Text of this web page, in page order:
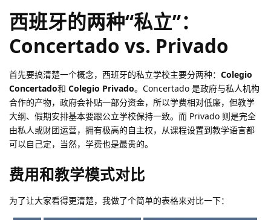
西班牙的两种“私立”：
Concertado vs. Privado
首先要搞清楚一个概念，西班牙的私立学校主要分两种： Colegio
Concertado和 Colegio Privado。Concertado 是政府与私人机构
合作的产物，政府会补贴一部分资金，所以学费相对低廉，但教学
大纲、假期安排基本要跟公立学校保持一致。而 Privado 则是完全
由私人或财团运营，拥有极高的自主权，从课程设置到教学语言都
可以自己定，当然，学费也是最贵的。
费用和教学模式对比
为了让大家看得更清楚，我做了个简单的表格来对比一下：